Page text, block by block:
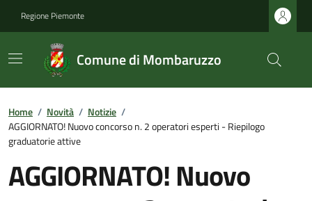
Regione Piemonte
Comune di Mombaruzzo
Home / Novità / Notizie /
AGGIORNATO! Nuovo concorso n. 2 operatori esperti - Riepilogo
graduatorie attive
AGGIORNATO! Nuovo